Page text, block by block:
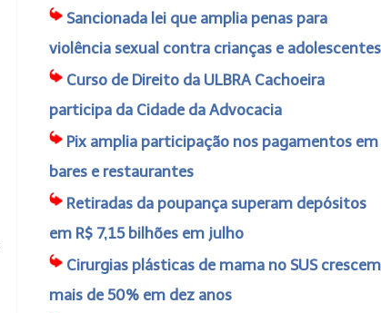
Sancionada lei que amplia penas para
violência sexual contra crianças e adolescentes
Curso de Direito da ULBRA Cachoeira
participa da Cidade da Advocacia
Pix amplia participação nos pagamentos em
bares e restaurantes
Retiradas da poupança superam depósitos
em R$ 7,15 bilhões em julho
Cirurgias plásticas de mama no SUS crescem
mais de 50% em dez anos